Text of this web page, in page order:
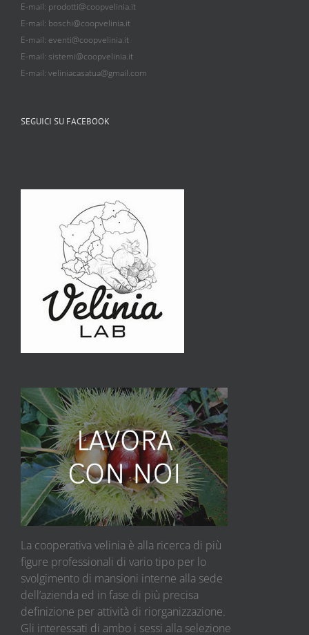
E-mail: prodotti@coopvelinia.it
E-mail: boschi@coopvelinia.it
E-mail: eventi@coopvelinia.it
E-mail: sistemi@coopvelinia.it
E-mail: veliniacasatua@gmail.com
SEGUICI SU FACEBOOK
La cooperativa velinia è alla ricerca di più
figure professionali di vario tipo per lo
svolgimento di mansioni interne alla sede
dell’azienda ed in fase di più precisa
definizione per attività di riorganizzazione.
Gli interessati di ambo i sessi alla selezione